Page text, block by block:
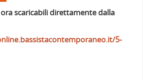
scaricabili direttamente dalla
5-